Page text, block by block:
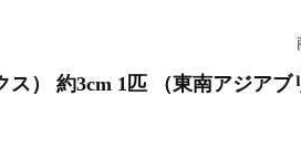
ス） 約3cm 1匹 （東南アジア